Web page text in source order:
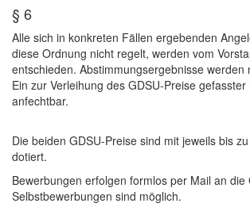
§ 6
Alle sich in konkreten Fällen ergebenden
diese Ordnung nicht regelt, werden vom
entschieden. Abstimmungsergebnisse werden
Ein zur Verleihung des GDSU-Preise
anfechtbar.
Die beiden GDSU-Preise sind mit jeweils bis
dotiert.
Bewerbungen erfolgen formlos per Mail an die
Selbstbewerbungen sind möglich.